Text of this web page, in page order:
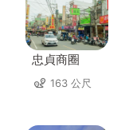
忠貞商圈
163 公尺